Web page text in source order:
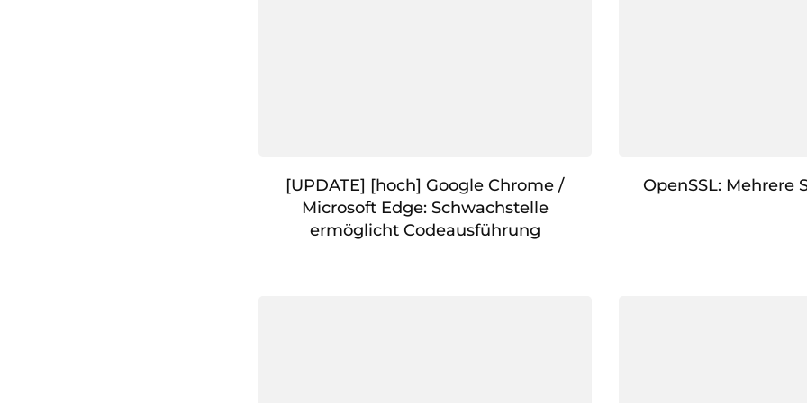
[UPDATE] [hoch] Google Chrome /
Microsoft Edge: Schwachstelle
ermöglicht Codeausführung
OpenSSL: Mehrere